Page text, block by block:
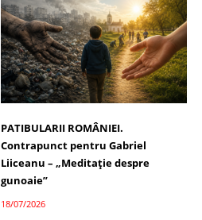
PATIBULARII ROMÂNIEI.
Contrapunct pentru Gabriel
Liiceanu – „Meditație despre
gunoaie”
18/07/2026